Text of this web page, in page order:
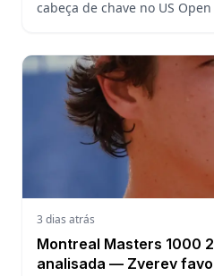
cabeça de chave no US
3 dias atrás
Montreal Masters 1000
analisada — Zverev